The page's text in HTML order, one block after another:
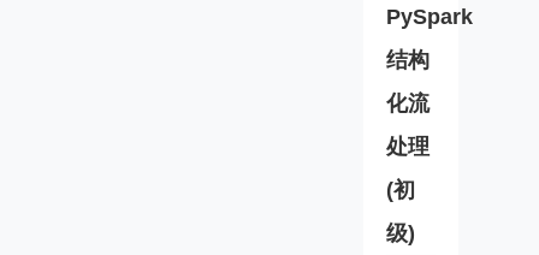
PySpark
结构
化流
处理
(初
级)